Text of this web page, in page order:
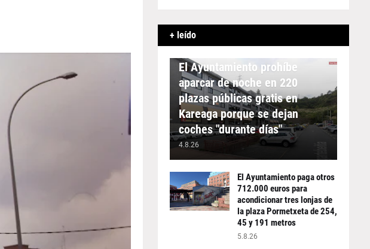
+ leído
APARCAMIENTO
El Ayuntamiento prohíbe
aparcar de noche en 220
plazas públicas gratis en
Kareaga porque se dejan
coches "durante días"
4.8.26
El Ayuntamiento paga otros
712.000 euros para
acondicionar tres lonjas de
la plaza Pormetxeta de 254,
45 y 191 metros
5.8.26